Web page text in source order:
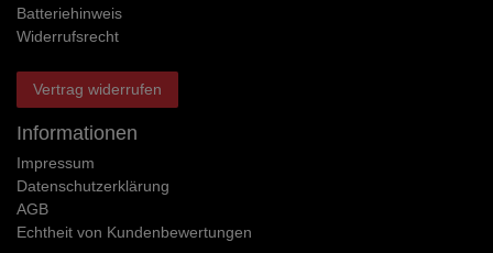
Batteriehinweis
Widerrufs­recht
Vertrag widerrufen
Informationen
Impressum
Daten­schutz­erklärung
AGB
Echtheit von Kundenbewertungen